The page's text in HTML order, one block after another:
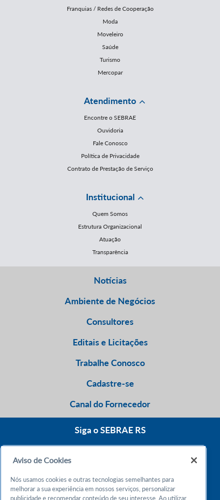
Franquias / Redes de Cooperação
Moda
Moveleiro
Saúde
Turismo
Mercopar
Atendimento
Encontre o SEBRAE
Ouvidoria
Fale Conosco
Política de Privacidade
Contrato de Prestação de Serviço
Institucional
Quem Somos
Estrutura Organizacional
Atuação
Transparência
Notícias
Ambiente de Negócios
Consultores
Editais e Licitações
Trabalhe Conosco
Cadastre-se
Canal do Fornecedor
Siga o SEBRAE RS
Atendimento 24h
Aviso de Cookies
Nós usamos cookies e outras tecnologias semelhantes para
melhorar a sua experiência em nossos serviços, personalizar
publicidade e recomendar conteúdo de seu interesse. Ao utilizar